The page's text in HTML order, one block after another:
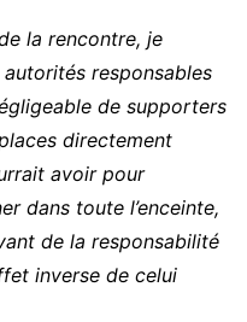
la rencontre, je
responsables
de supporters
directement
avoir pour
dans toute l’enceinte,
de la responsabilité
inverse de celui